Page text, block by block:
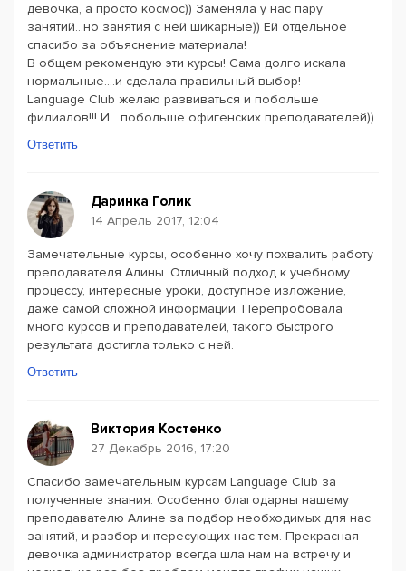
девочка, а просто космос)) Заменяла у нас пару
занятий...но занятия с ней шикарные)) Ей отдельное
спасибо за объяснение материала!
В общем рекомендую эти курсы! Сама долго искала
нормальные....и сделала правильный выбор!
Language Club желаю развиваться и побольше
филиалов!!! И....побольше офигенских преподавателей))
Ответить
Даринка Голик
14 Апрель 2017, 12:04
Замечательные курсы, особенно хочу похвалить работу
преподавателя Алины. Отличный подход к учебному
процессу, интересные уроки, доступное изложение,
даже самой сложной информации. Перепробовала
много курсов и преподавателей, такого быстрого
результата достигла только с ней.
Ответить
Виктория Костенко
27 Декабрь 2016, 17:20
Спасибо замечательным курсам Language Club за
полученные знания. Особенно благодарны нашему
преподавателю Алине за подбор необходимых для нас
занятий, и разбор интересующих нас тем. Прекрасная
девочка администратор всегда шла нам на встречу и